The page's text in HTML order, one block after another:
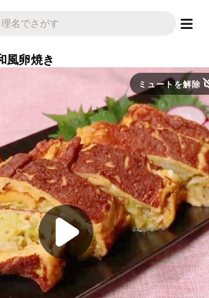
風卵焼き
ミュートを解除